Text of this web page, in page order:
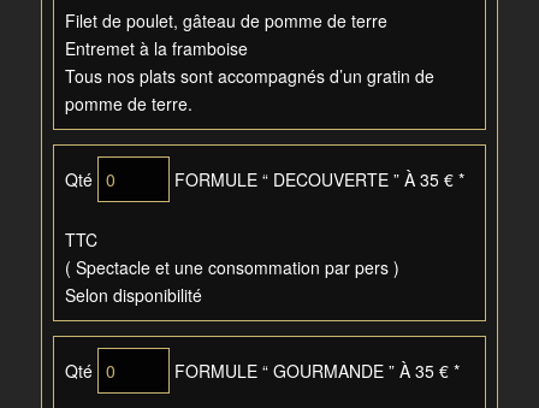
Filet de poulet, gâteau de pomme de terre
Entremet à la framboise
Tous nos plats sont accompagnés d’un gratin de
pomme de terre.
Qté FORMULE “ DECOUVERTE ” À 35 € *
TTC
( Spectacle et une consommation par pers )
Selon disponibilité
Qté FORMULE “ GOURMANDE ” À 35 € *